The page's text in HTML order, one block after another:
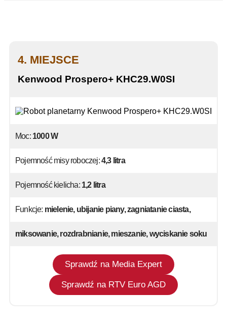
4. MIEJSCE
Kenwood Prospero+ KHC29.W0SI
Moc: 1000 W
Pojemność misy roboczej:4,3 litra
Pojemność kielicha: 1,2 litra
Funkcje: mielenie, ubijanie piany, zagniatanie ciasta,
miksowanie, rozdrabnianie, mieszanie, wyciskanie soku
Sprawdź na Media Expert
Sprawdź na RTV Euro AGD